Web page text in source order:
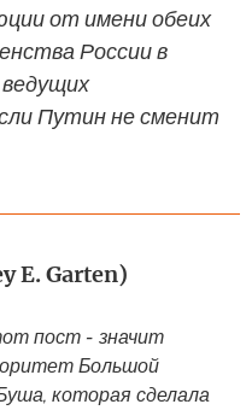
от имени обеих
России в
Путин не сменит
E. Garten)
пост - значит
Большой
которая сделала